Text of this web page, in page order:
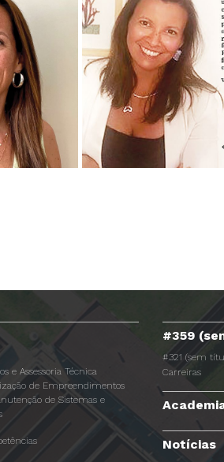
e Assessoria Técnica
de Empreendimentos
de Sistemas e
#359
#321 (sem
Carreiras
Notícias